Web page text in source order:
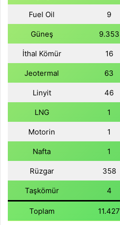
Fuel Oil 9
Güneş 9.353
İthal Kömür 16
Jeotermal 63
Linyit 46
LNG 1
Motorin 1
Nafta 1
Rüzgar 358
Taşkömür 4
Toplam 11.427